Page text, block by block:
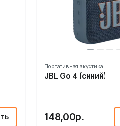
Портативная акустика
JBL Go 4 (синий)
148,00р.